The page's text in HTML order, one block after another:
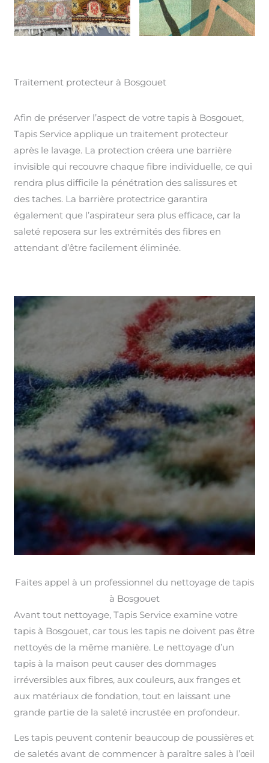
Traitement protecteur à Bosgouet
Afin de préserver l’aspect de votre tapis à Bosgouet,
Tapis Service applique un traitement protecteur
après le lavage. La protection créera une barrière
invisible qui recouvre chaque fibre individuelle, ce qui
rendra plus difficile la pénétration des salissures et
des taches. La barrière protectrice garantira
également que l’aspirateur sera plus efficace, car la
saleté reposera sur les extrémités des fibres en
attendant d’être facilement éliminée.
Faites appel à un professionnel du nettoyage de tapis
à Bosgouet
Avant tout nettoyage, Tapis Service examine votre
tapis à Bosgouet, car tous les tapis ne doivent pas être
nettoyés de la même manière. Le nettoyage d’un
tapis à la maison peut causer des dommages
irréversibles aux fibres, aux couleurs, aux franges et
aux matériaux de fondation, tout en laissant une
grande partie de la saleté incrustée en profondeur.
Les tapis peuvent contenir beaucoup de poussières et
de saletés avant de commencer à paraître sales à l’œil